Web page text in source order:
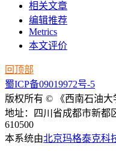
相关文章
编辑推荐
Metrics
本文评价
回顶部
蜀ICP备09019972号-5
版权所有 © 《西南石油
地址：四川省成都市新都
610500
本系统由北京玛格泰克科